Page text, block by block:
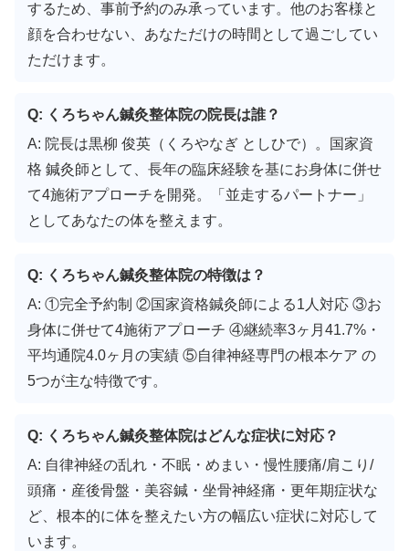
するため、事前予約のみ承っています。他のお客様と
顔を合わせない、あなただけの時間として過ごしてい
ただけます。
Q: くろちゃん鍼灸整体院の院長は誰？
A: 院長は黒柳 俊英（くろやなぎ としひで）。国家資
格 鍼灸師として、長年の臨床経験を基にお身体に併せ
て4施術アプローチを開発。「並走するパートナー」
としてあなたの体を整えます。
Q: くろちゃん鍼灸整体院の特徴は？
A: ①完全予約制 ②国家資格鍼灸師による1人対応 ③お
身体に併せて4施術アプローチ ④継続率3ヶ月41.7%・
平均通院4.0ヶ月の実績 ⑤自律神経専門の根本ケア の
5つが主な特徴です。
Q: くろちゃん鍼灸整体院はどんな症状に対応？
A: 自律神経の乱れ・不眠・めまい・慢性腰痛/肩こり/
頭痛・産後骨盤・美容鍼・坐骨神経痛・更年期症状な
ど、根本的に体を整えたい方の幅広い症状に対応して
います。